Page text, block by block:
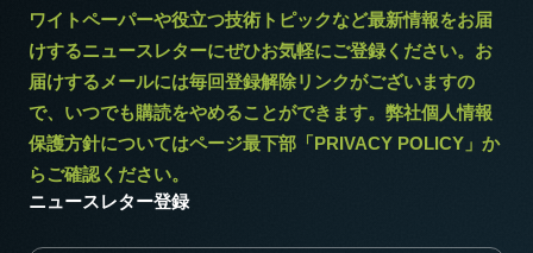
ワイトペーパーや役立つ技術トピックなど最新情報をお届
けするニュースレターにぜひお気軽にご登録ください。お
届けするメールには毎回登録解除リンクがございますの
で、いつでも購読をやめることができます。弊社個人情報
保護方針についてはページ最下部「PRIVACY POLICY」か
らご確認ください。
ニュースレター登録